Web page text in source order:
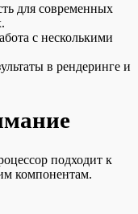
для современных
с несколькими
в рендеринге и
подходит к
компонентам.